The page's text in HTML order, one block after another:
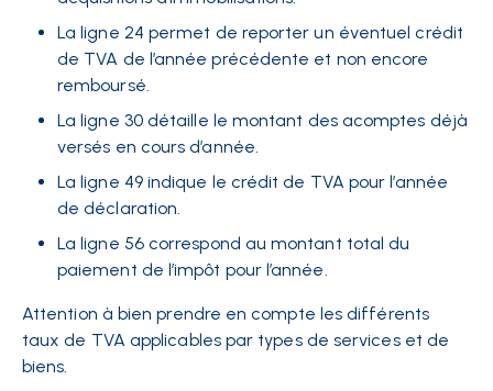
La ligne 24 permet de reporter un éventuel crédit
de TVA de l’année précédente et non encore
remboursé.
La ligne 30 détaille le montant des acomptes déjà
versés en cours d’année.
La ligne 49 indique le crédit de TVA pour l’année
de déclaration.
La ligne 56 correspond au montant total du
paiement de l’impôt pour l’année.
Attention à bien prendre en compte les différents
taux de TVA applicables par types de services et de
biens.